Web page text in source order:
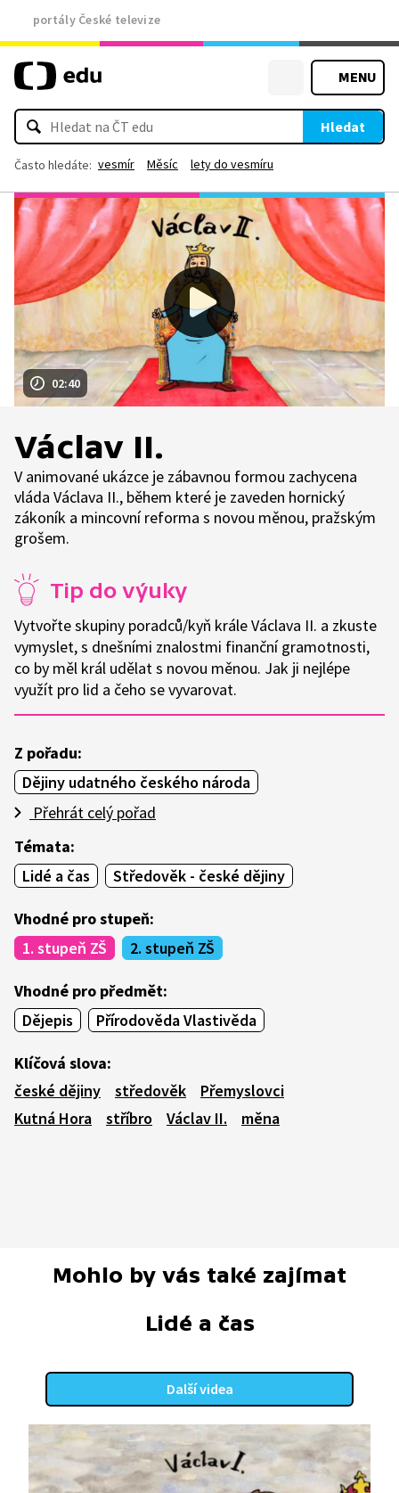
portály České televize
MENU
Hledat
Často hledáte: vesmír Měsíc lety do vesmíru
02:40
Václav II.
V animované ukázce je zábavnou formou zachycena
vláda Václava II., během které je zaveden hornický
zákoník a mincovní reforma s novou měnou, pražským
grošem.
Tip do výuky
Vytvořte skupiny poradců/kyň krále Václava II. a zkuste
vymyslet, s dnešními znalostmi finanční gramotnosti,
co by měl král udělat s novou měnou. Jak ji nejlépe
využít pro lid a čeho se vyvarovat.
Z pořadu:
Dějiny udatného českého národa
Přehrát celý pořad
Témata:
Lidé a čas
Středověk - české dějiny
Vhodné pro stupeň:
1. stupeň ZŠ
2. stupeň ZŠ
Vhodné pro předmět:
Dějepis
Přírodověda Vlastivěda
Klíčová slova:
české dějiny
středověk
Přemyslovci
Kutná Hora
stříbro Václav II. měna
Mohlo by vás také zajímat
Lidé a čas
Další videa